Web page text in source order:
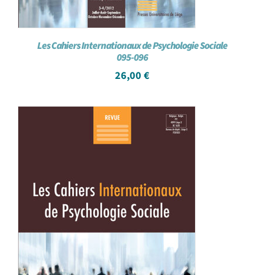
Les Cahiers Internationaux de Psychologie Sociale
095-096
26,00 €